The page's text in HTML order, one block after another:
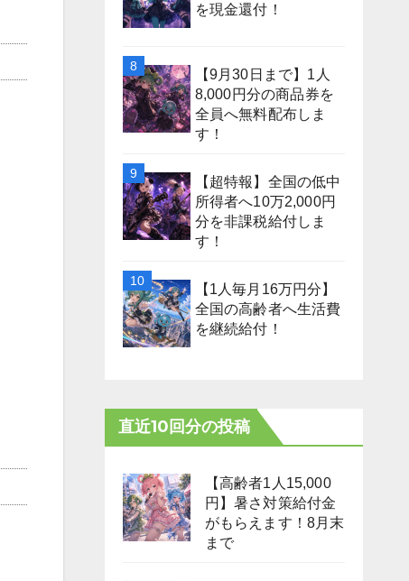
を現金還付！
【9月30日まで】1人
8,000円分の商品券を
全員へ無料配布しま
す！
【超特報】全国の低中
所得者へ10万2,000円
分を非課税給付しま
す！
【1人毎月16万円分】
全国の高齢者へ生活費
を継続給付！
直近10回分の投稿
【高齢者1人15,000
円】暑さ対策給付金
がもらえます！8月末
まで